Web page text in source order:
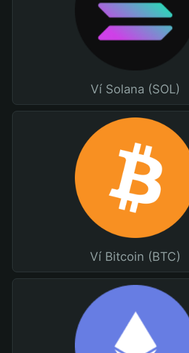
Ví Solana (SOL)
Ví Bitcoin (BTC)